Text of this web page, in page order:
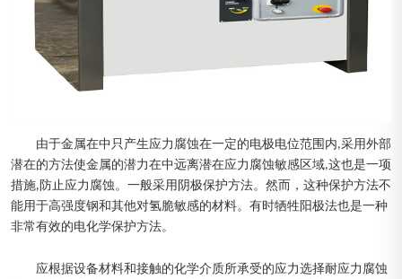
由于金属在中只产生应力腐蚀在一定的电极电位范围内,采用外部
潜在的方法使金属的潜力在中远离潜在应力腐蚀敏感区域,这也是一项
措施,防止应力腐蚀。一般采用阴极保护方法。然而，这种保护方法不
能用于高强度钢和其他对氢脆敏感的材料。有时牺牲阳极法也是一种
非常有效的电化学保护方法。
应根据设备材料和接触的化学介质所承受的应力选择耐应力腐蚀